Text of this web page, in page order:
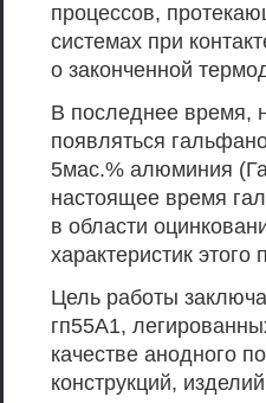
процессов,
системах при
о законченной
В последнее время,
появляться
5мас.% алюминия
настоящее время
в области
характеристик этого
Цель работы
гп55А1,
качестве анодного
конструкций,